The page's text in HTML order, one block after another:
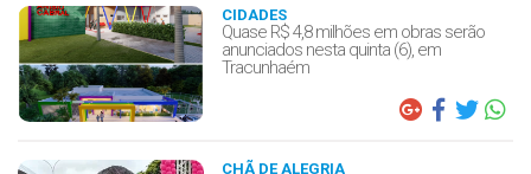
CIDADES
Quase R$ 4,8 milhões em obras serão
anunciados nesta quinta (6), em
Tracunhaém
CHÃ DE ALEGRIA